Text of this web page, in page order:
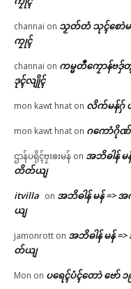
channai on သၟတ်တံ သုၚ်စောဲ
ကၠုၚ်
channai on ကမ္မတဳကၠောန်ဗဒှ်
ဒုၚ်လျိုၚ်
mon kawt hnat on လိက်မန်ဂှ်
mon kawt hnat on ဂကောံဂို
ဌာန်ပရိုၚ်ဗၠးၜးမန် on အဘိဓါန်
တိတ်ယျ
itvilla on အဘိဓါန် မန် =>
ယျ
jamonrott on အဘိဓါန် မန်
တ်ယျ
Mon on ပရေၚ်ပံၚ်တောဲ ဗော်